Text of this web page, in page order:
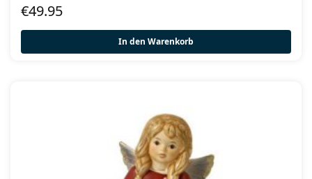
€49.95
In den Warenkorb